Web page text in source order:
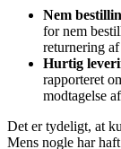
Nem
for nem
returnering
Hurtig
rapporteret
modtagelse
Det er tydeligt, at
Mens nogle har